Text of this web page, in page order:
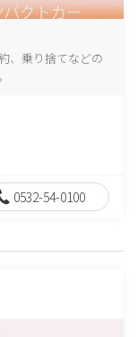
、乗り捨てなどの
0532-54-0100